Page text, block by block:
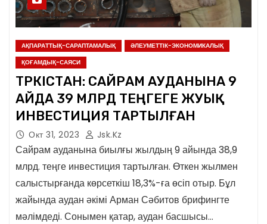
АҚПАРАТТЫҚ-САРАПТАМАЛЫҚ
ӘЛЕУМЕТТІК-ЭКОНОМИКАЛЫҚ
ҚОҒАМДЫҚ-САЯСИ
ТҮРКІСТАН: САЙРАМ АУДАНЫНА 9
АЙДА 39 МЛРД ТЕҢГЕГЕ ЖУЫҚ
ИНВЕСТИЦИЯ ТАРТЫЛҒАН
Окт 31, 2023 Jsk.kz
Сайрам ауданына биылғы жылдың 9 айында 38,9
млрд. теңге инвестиция тартылған. Өткен жылмен
салыстырғанда көрсеткіш 18,3%-ға өсіп отыр. Бұл
жайында аудан әкімі Арман Сәбитов брифингте
мәлімдеді. Сонымен қатар, аудан басшысы…